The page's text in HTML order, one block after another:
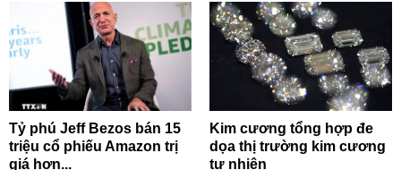
Tỷ phú Jeff Bezos bán 15
triệu cổ phiếu Amazon trị
giá hơn...
Kim cương tổng hợp đe
dọa thị trường kim cương
tự nhiên